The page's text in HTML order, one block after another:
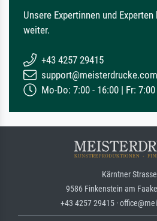
Unsere Expertinnen und
weiter.
+43 4257 29415
support@meisterdrucke.com
Mo-Do: 7:00 - 16:00 | Fr:
Kärntner
9586 Finkenstein am
+43 4257 29415 ·